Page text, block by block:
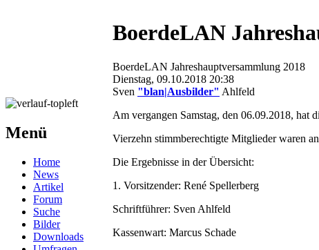
Menü
Home
News
Artikel
Forum
Suche
Bilder
Downloads
BoerdeLAN
BoerdeLAN Jahreshauptversammlung 2018
Dienstag, 09.10.2018 20:38
Sven "blan|Ausbilder" Ahlfeld
Am vergangen Samstag, den 06.09.2018, hat
Vierzehn stimmberechtigte Mitglieder waren
Die Ergebnisse in der Übersicht:
1. Vorsitzender: René Spellerberg
Schriftführer: Sven Ahlfeld
Kassenwart: Marcus Schade